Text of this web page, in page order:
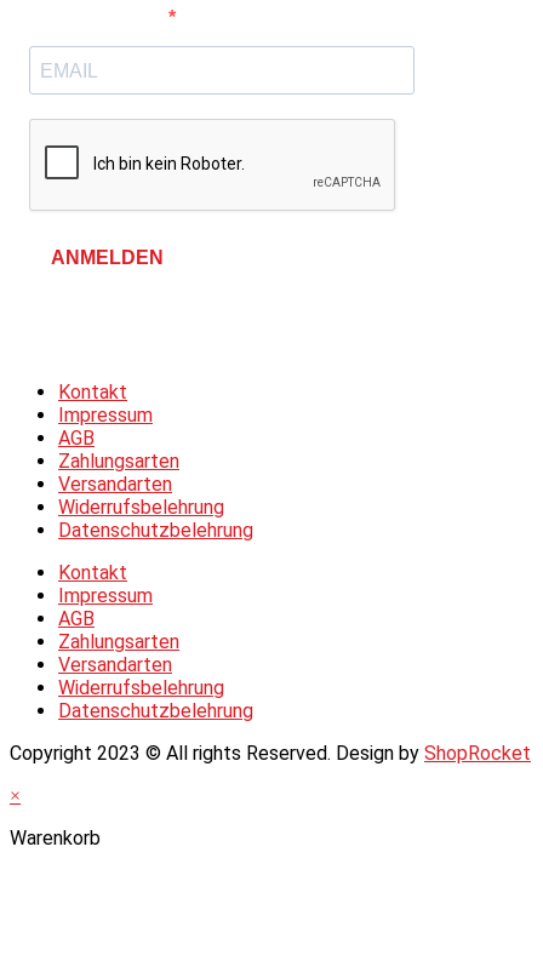
ANMELDEN
Kontakt
Impressum
AGB
Zahlungsarten
Versandarten
Widerrufsbelehrung
Datenschutzbelehrung
Kontakt
Impressum
AGB
Zahlungsarten
Versandarten
Widerrufsbelehrung
Datenschutzbelehrung
Copyright 2023 © All rights Reserved. Design by ShopRocket
×
Warenkorb